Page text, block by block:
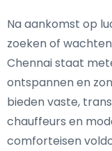
Na aankomst op
zoeken of
Chennai staat
ontspannen en
bieden vaste,
chauffeurs en
comforteisen